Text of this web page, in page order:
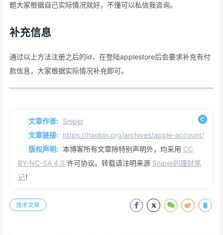
题大家根据自己实际情况就好，不懂可以私信我咨询。
补充信息
通过以上方法注册之后的id，在登陆applestore后会要求补充有付
款信息，大家根据实际情况补充即可。
文章作者: Sniper
文章链接: https://haobin.org/archives/apple-account/
版权声明: 本博客所有文章除特别声明外，均采用 CC
BY-NC-SA 4.0 许可协议。转载请注明来源 Sniper的理财笔
记！
技术文章